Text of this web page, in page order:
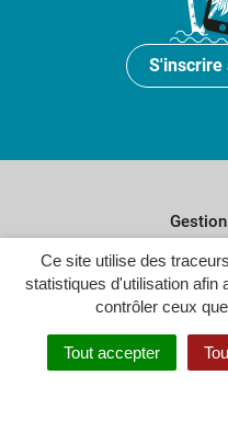
Ce site utilise des
statistiques d'utilisation afin
contrôler ceux
Tout accepter
S'inscrire
Politique